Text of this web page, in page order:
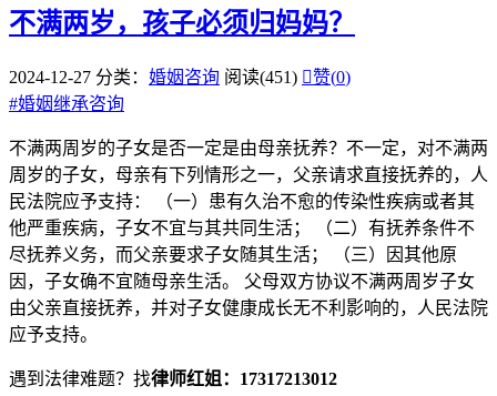
不满两岁，孩子必须归妈妈？
2024-12-27 分类： 婚姻咨询 阅读(451) 赞(0)
#婚姻继承咨询
不满两周岁的子女是否一定是由母亲抚养？不一定，对不满两
周岁的子女，母亲有下列情形之一，父亲请求直接抚养的，人
民法院应予支持： （一）患有久治不愈的传染性疾病或者其
他严重疾病，子女不宜与其共同生活； （二）有抚养条件不
尽抚养义务，而父亲要求子女随其生活； （三）因其他原
因，子女确不宜随母亲生活。 父母双方协议不满两周岁子女
由父亲直接抚养，并对子女健康成长无不利影响的，人民法院
应予支持。
遇到法律难题？找律师红姐：17317213012